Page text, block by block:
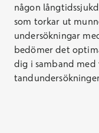
någon
som torkar ut
undersökningar
bedömer det
dig i samband